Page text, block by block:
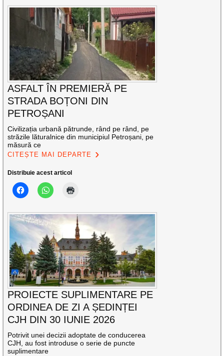
ASFALT ÎN PREMIERĂ PE
STRADA BOȚONI DIN
PETROȘANI
Civilizația urbană pătrunde, rând pe rând, pe
străzile lăturalnice din municipiul Petroșani, pe
măsură ce
CITEȘTE MAI DEPARTE
Distribuie acest articol
PROIECTE SUPLIMENTARE PE
ORDINEA DE ZI A ȘEDINȚEI
CJH DIN 30 IUNIE 2026
Potrivit unei decizii adoptate de conducerea
CJH, au fost introduse o serie de puncte
suplimentare